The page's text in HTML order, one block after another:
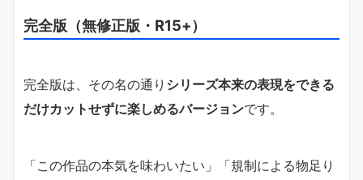
完全版（無修正版・R15+）
完全版は、その名の通り シリーズ本来の表現をできる
だけカットせずに楽しめるバージョンです。
「この作品の本気を味わいたい」「規制による物足り